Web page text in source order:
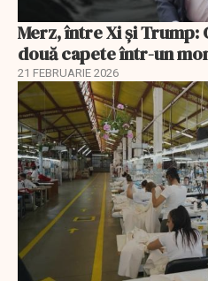
Merz, între Xi și Trump:
două capete într-un
21 FEBRUARIE 2026